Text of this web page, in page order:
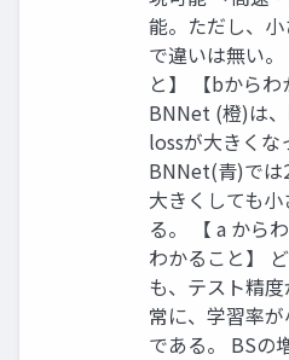
能。ただし、
で違いは無い
と】 【bから
BNNet (橙)は
lossが大きくな
BNNet(青)では
大きくしても
る。 【 a から
わかること】
も、テスト精
常に、学習率
である。 BSの